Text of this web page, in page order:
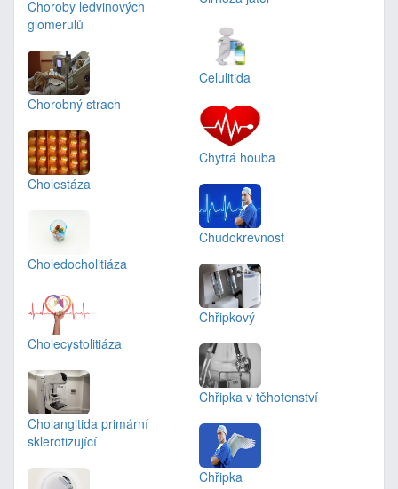
Choroby ledvinových
glomerulů
Chorobný strach
Cholestáza
Choledocholitiáza
Cholecystolitiáza
Cholangitida primární
sklerotizující
Celulitida
Chytrá houba
Chudokrevnost
Chřipkový
Chřipka v těhotenství
Chřipka